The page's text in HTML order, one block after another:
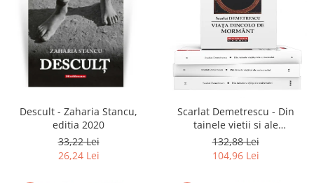
Descult - Zaharia Stancu,
editia 2020
33,22 Lei
26,24 Lei
Scarlat Demetrescu - Din
tainele vietii si ale
universului, Volumele I-III +
Viata dincolo de mormant
132,88 Lei
104,96 Lei